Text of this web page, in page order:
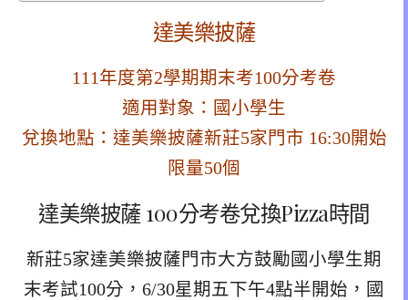
達美樂披薩
111年度第2學期期末考100分考卷
適用對象：國小學生
兌換地點：達美樂披薩新莊5家門市 16:30開始
限量50個
達美樂披薩 100分考卷兌換Pizza時間
新莊5家達美樂披薩門市大方鼓勵國小學生期
末考試100分，6/30星期五下午4點半開始，國